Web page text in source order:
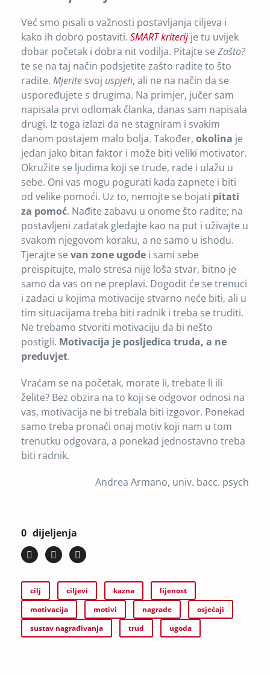
Već smo pisali o važnosti postavljanja ciljeva i
kako ih dobro postaviti. SMART kriterijje tu uvijek
dobar početak i dobra nit vodilja. Pitajte se Zašto?
te se na taj način podsjetite zašto radite to što
radite. Mjerite svoj uspjeh, ali ne na način da se
uspoređujete s drugima. Na primjer, jučer sam
napisala prvi odlomak članka, danas sam napisala
drugi. Iz toga izlazi da ne stagniram i svakim
danom postajem malo bolja. Također, okolina je
jedan jako bitan faktor i može biti veliki motivator.
Okružite se ljudima koji se trude, rade i ulažu u
sebe. Oni vas mogu pogurati kada zapnete i biti
od velike pomoći. Uz to, nemojte se bojati pitati
za pomoć. Nađite zabavu u onome što radite; na
postavljeni zadatak gledajte kao na put i uživajte u
svakom njegovom koraku, a ne samo u ishodu.
Tjerajte se van zone ugode i sami sebe
preispitujte, malo stresa nije loša stvar, bitno je
samo da vas on ne preplavi. Dogodit će se trenuci
i zadaci u kojima motivacije stvarno neće biti, ali u
tim situacijama treba biti radnik i treba se truditi.
Ne trebamo stvoriti motivaciju da bi nešto
postigli. Motivacija je posljedica truda, a ne
preduvjet.
Vraćam se na početak, morate li, trebate li ili
želite? Bez obzira na to koji se odgovor odnosi na
vas, motivacija ne bi trebala biti izgovor. Ponekad
samo treba pronaći onaj motiv koji nam u tom
trenutku odgovara, a ponekad jednostavno treba
biti radnik.
Andrea Armano, univ. bacc. psych
0 dijeljenja
cilj ciljevi kazna
lijenost
motivacija
motivi nagrade
osjećaji
sustav nagrađivanja
trud ugoda